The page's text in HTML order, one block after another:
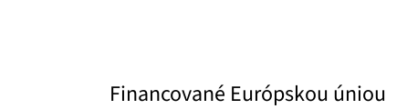
Financované Európskou úniou